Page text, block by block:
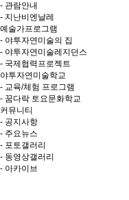
- 관람안내
- 지난비엔날레
예술가프로그램
- 야투자연미술의 집
- 야투자연미술레지던스
- 국제협력프로젝트
야투자연미술학교
- 교육/체험 프로그램
- 꿈다락 토요문화학교
커뮤니티
- 공지사항
- 주요뉴스
- 포토갤러리
- 동영상갤러리
- 아카이브